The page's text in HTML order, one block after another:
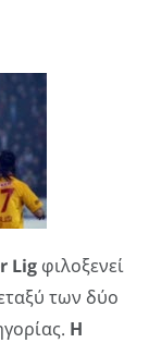
Lig φιλοξενεί
των δύο
Η